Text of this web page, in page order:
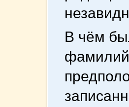
В чём